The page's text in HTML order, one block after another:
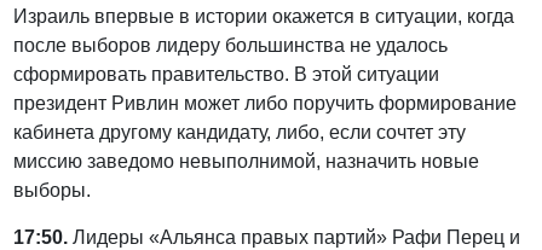
Израиль впервые в истории окажется в ситуации, когда
после выборов лидеру большинства не удалось
сформировать правительство. В этой ситуации
президент Ривлин может либо поручить формирование
кабинета другому кандидату, либо, если сочтет эту
миссию заведомо невыполнимой, назначить новые
выборы.
17:50.Лидеры «Альянса правых партий» Рафи Перец и